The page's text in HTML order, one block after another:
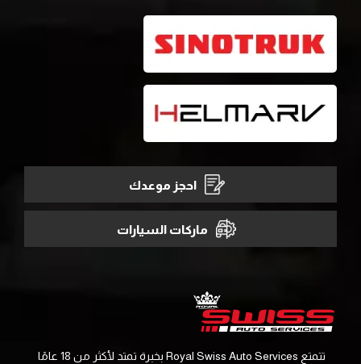
احجز موعدك
ماركات السيارات
تتمتع Royal Swiss Auto Services بخبرة تمتد لأكثر من 18 عامًا